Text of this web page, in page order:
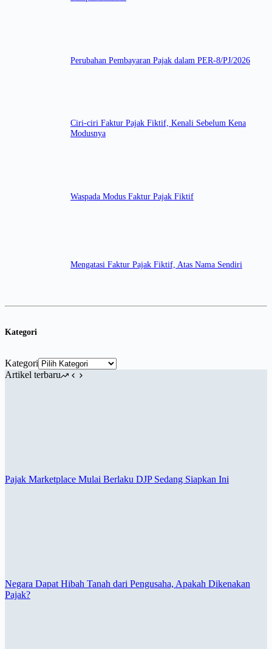
Perubahan Pembayaran Pajak dalam PER-8/PJ/2026
Ciri-ciri Faktur Pajak Fiktif, Kenali Sebelum Kena
Modusnya
Waspada Modus Faktur Pajak Fiktif
Mengatasi Faktur Pajak Fiktif, Atas Nama Sendiri
Kategori
Kategori
Artikel terbaru
Pajak Marketplace Mulai Berlaku DJP Sedang Siapkan Ini
Negara Dapat Hibah Tanah dari Pengusaha, Apakah Dikenakan
Pajak?